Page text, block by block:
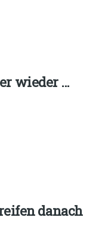
wieder …
danach